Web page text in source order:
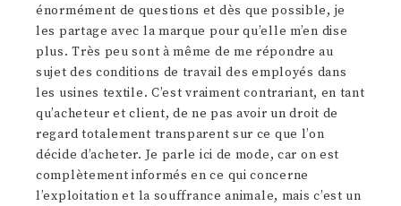
énormément de questions et dès que possible, je
les partage avec la marque pour qu’elle m’en dise
plus. Très peu sont à même de me répondre au
sujet des conditions de travail des employés dans
les usines textile. C’est vraiment contrariant, en tant
qu’acheteur et client, de ne pas avoir un droit de
regard totalement transparent sur ce que l’on
décide d’acheter. Je parle ici de mode, car on est
complètement informés en ce qui concerne
l’exploitation et la souffrance animale, mais c’est un